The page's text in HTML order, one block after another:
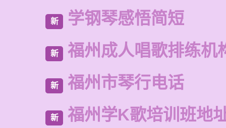
新 学钢琴感悟简短
新 福州成人唱歌排练机
新 福州市琴行电话
新 福州学K歌培训班地